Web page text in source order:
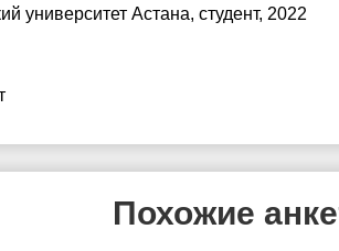
университет Астана, студент, 2022
Похожие